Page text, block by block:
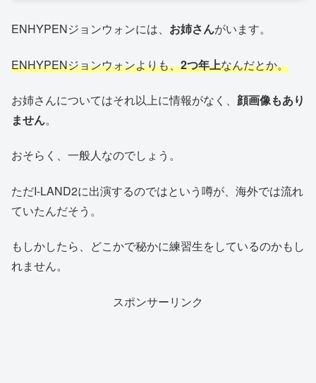
ENHYPENジョンウォンには、 お姉さんがいます。
ENHYPENジョンウォンよりも、2つ年上なんだとか。
お姉さんについてはそれ以上に情報がなく、 顔画像もあり
ません。
おそらく、一般人なのでしょう。
ただI-LAND2に出演するのではという噂が、海外では流れ
ていたんだそう。
もしかしたら、どこかで秘かに練習生をしているのかもし
れません。
スポンサーリンク